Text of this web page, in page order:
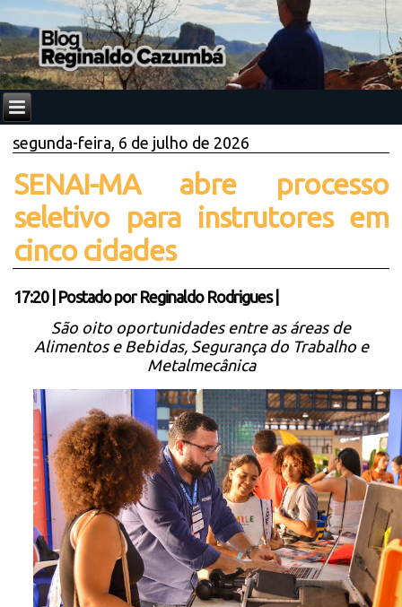
segunda-feira, 6 de julho de 2026
SENAI-MA abre processo
seletivo para instrutores em
cinco cidades
17:20| Postado por Reginaldo Rodrigues
São oito oportunidades entre as áreas de
Alimentos e Bebidas, Segurança do Trabalho e
Metalmecânica